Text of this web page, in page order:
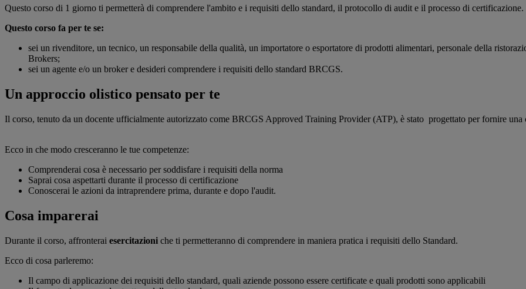
Questo corso di 1 giorno ti permetterà di comprendere l'ambito e i requisiti dello standard, il protocollo di audit e il processo di certificazione.
Questo corso fa per te se:
sei un rivenditore, un tecnico, un responsabile della qualità, un importatore o esportatore di prodotti alimentari, personale della
Brokers;
sei un agente e/o un broker e desideri comprendere i requisiti dello standard BRCGS.
Un approccio olistico pensato per te
Il corso, tenuto da un docente ufficialmente autorizzato come BRCGS Approved Training Provider (ATP), è stato progettato per fornire
Ecco in che modo cresceranno le tue competenze:
Comprenderai cosa è necessario per soddisfare i requisiti della norma
Saprai cosa aspettarti durante il processo di certificazione
Conoscerai le azioni da intraprendere prima, durante e dopo l'audit.
Cosa imparerai
Durante il corso, affronterai esercitazioni che ti permetteranno di comprendere in maniera pratica i requisiti dello Standard.
Ecco di cosa parleremo:
Il campo di applicazione dei requisiti dello standard, quali aziende possono essere certificate e quali prodotti sono applicabili